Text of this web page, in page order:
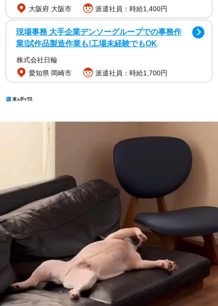
大阪府 大阪市
派遣社員：時給1,400円
現場事務 大手企業デンソーグループでの事務作
業!試作品製造作業も!工場未経験でもOK
株式会社日輪
愛知県 岡崎市
派遣社員：時給1,700円